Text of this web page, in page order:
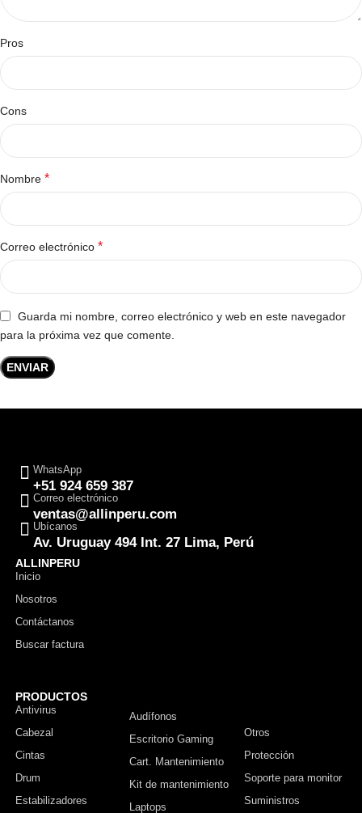
Pros
Cons
Nombre *
Correo electrónico *
Guarda mi nombre, correo electrónico y web en este navegador
para la próxima vez que comente.
WhatsApp
+51 924 659 387
Correo electrónico
ventas@allinperu.com
Ubícanos
Av. Uruguay 494 Int. 27 Lima, Perú
ALLINPERU
Inicio
Nosotros
Contáctanos
Buscar factura
PRODUCTOS
Antivirus
Cabezal
Cintas
Drum
Estabilizadores
Audífonos
Escritorio Gaming
Cart. Mantenimiento
Kit de mantenimiento
Laptops
Otros
Protección
Soporte para monitor
Suministros